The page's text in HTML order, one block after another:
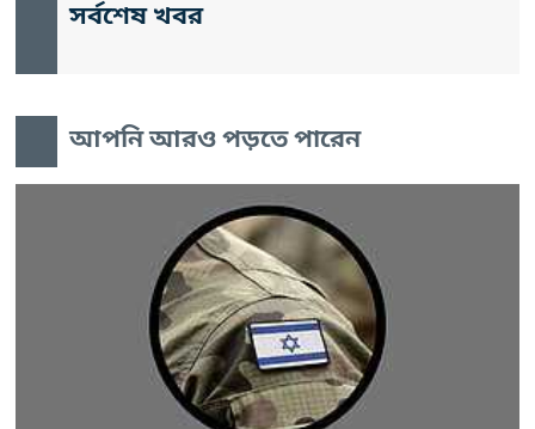
সর্বশেষ খবর
আপনি আরও পড়তে পারেন